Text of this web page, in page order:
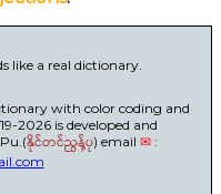
like a real dictionary.
with color coding and
2026 is developed and
နိုင်တင်ညွန့်ပု) email ✉: